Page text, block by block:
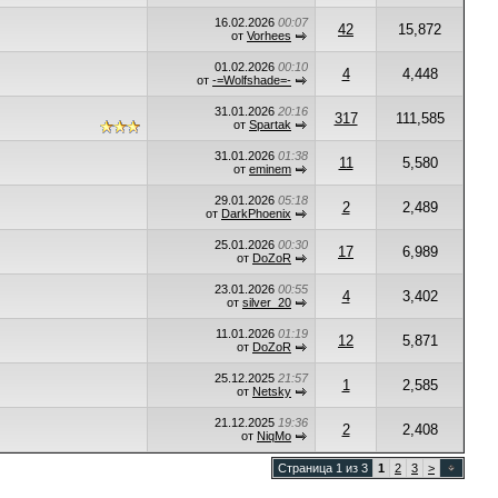
16.02.2026 00:07
от Vorhees 42 15,872
01.02.2026 00:10
от -=Wolfshade=- 4 4,448
31.01.2026 20:16
от Spartak 317 111,585
31.01.2026 01:38
от eminem 11 5,580
29.01.2026 05:18
от DarkPhoenix 2 2,489
25.01.2026 00:30
от DoZoR 17 6,989
23.01.2026 00:55
от silver_20 4 3,402
11.01.2026 01:19
от DoZoR 12 5,871
25.12.2025 21:57
от Netsky 1 2,585
21.12.2025 19:36
от NiqMo 2 2,408
Страница 1 из 3 1 2 3 >